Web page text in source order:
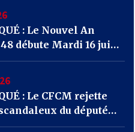
et la solidarité face
qui frappent notre
: Le Nouvel An
juin
: Le CFCM rejette
du député